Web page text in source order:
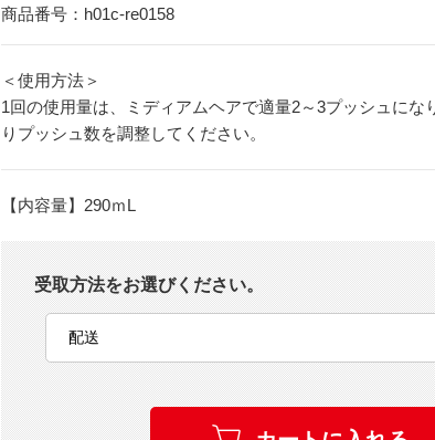
商品番号： h01c-re0158
＜使用方法＞
1回の使用量は、ミディアムヘアで適量2～3プッシュにな
りプッシュ数を調整してください。
【内容量】290ｍL
受取方法をお選びください。